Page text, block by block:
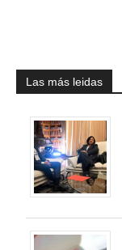
Las más leidas